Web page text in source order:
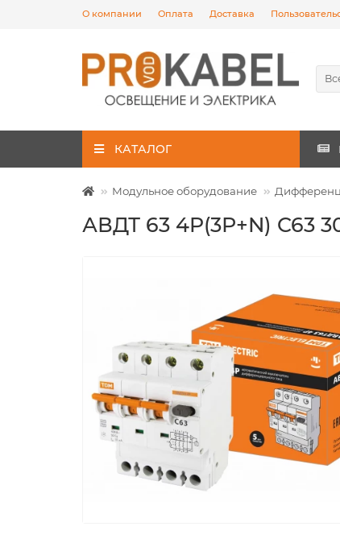
О компании Оплата Доставка
КАТАЛОГ
Модульное оборудование
АВДТ 63 4P(3Р+N) C63